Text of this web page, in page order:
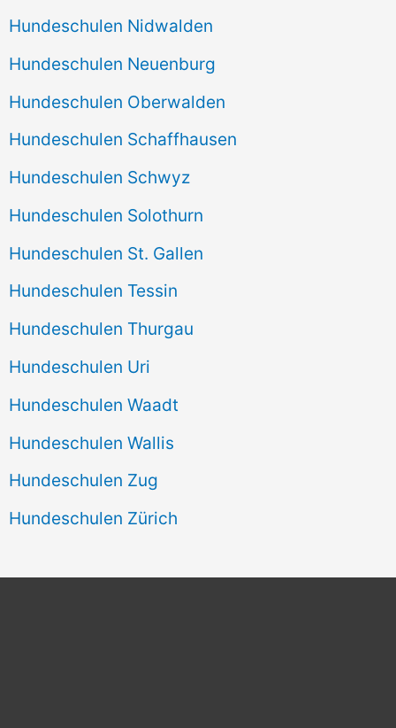
Hundeschulen Nidwalden
Hundeschulen Neuenburg
Hundeschulen Oberwalden
Hundeschulen Schaffhausen
Hundeschulen Schwyz
Hundeschulen Solothurn
Hundeschulen St. Gallen
Hundeschulen Tessin
Hundeschulen Thurgau
Hundeschulen Uri
Hundeschulen Waadt
Hundeschulen Wallis
Hundeschulen Zug
Hundeschulen Zürich